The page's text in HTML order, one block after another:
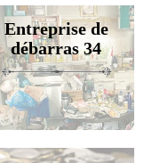
Entreprise de
débarras 34